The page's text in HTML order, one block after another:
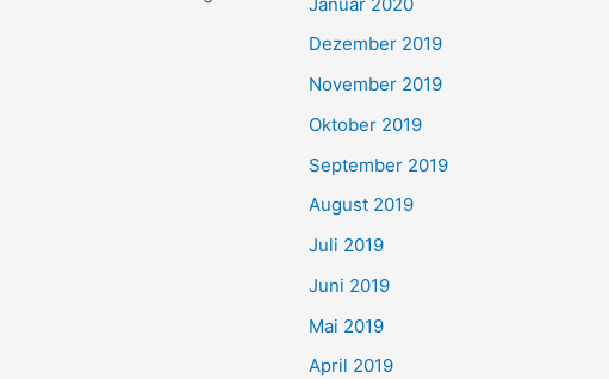
Dezember 2019
November 2019
Oktober 2019
September 2019
August 2019
Juli 2019
Juni 2019
Mai 2019
April 2019